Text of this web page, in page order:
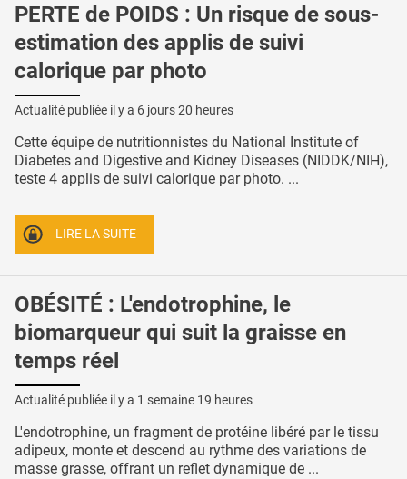
PERTE de POIDS : Un risque de sous-
estimation des applis de suivi
calorique par photo
Actualité publiée il y a 6 jours 20 heures
Cette équipe de nutritionnistes du National Institute of
Diabetes and Digestive and Kidney Diseases (NIDDK/NIH),
teste 4 applis de suivi calorique par photo. ...
LIRE LA SUITE
OBÉSITÉ : L'endotrophine, le
biomarqueur qui suit la graisse en
temps réel
Actualité publiée il y a 1 semaine 19 heures
L'endotrophine, un fragment de protéine libéré par le tissu
adipeux, monte et descend au rythme des variations de
masse grasse, offrant un reflet dynamique de ...